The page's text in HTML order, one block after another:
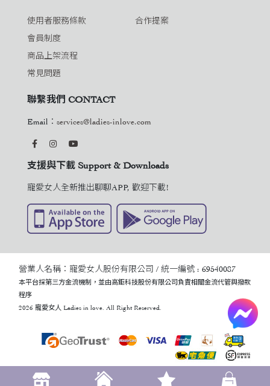
使用者服務條款
會員制度
商品上架流程
常見問題
合作提案
聯繫我們 CONTACT
Email： services@ladies-inlove.com
支援與下載 Support & Downloads
寵愛女人全新推出聊聊APP, 歡迎下載!
營業人名稱：寵愛女人股份有限公司 / 統一編號 : 69540087
本平台採第三方金流機制，並由高鉅科技股份有限公司負責相關金流代管與撥款
程序
2026 寵愛女人 Ladies in love. All Right Reserved.